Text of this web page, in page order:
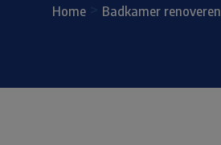
Home> Badkamer renoveren